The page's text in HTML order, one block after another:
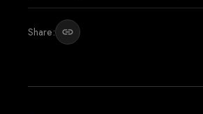
Share: link